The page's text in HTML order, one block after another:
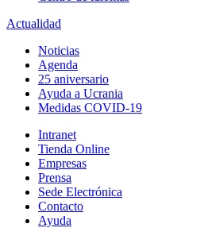
Actualidad
Noticias
Agenda
25 aniversario
Ayuda a Ucrania
Medidas COVID-19
Intranet
Tienda Online
Empresas
Prensa
Sede Electrónica
Contacto
Ayuda